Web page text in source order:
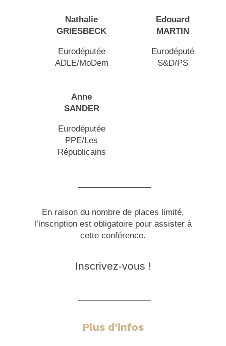
Nathalie
GRIESBECK
Eurodéputée
ADLE/MoDem
Edouard
MARTIN
Eurodéputé
S&D/PS
Anne
SANDER
Eurodéputée
PPE/Les
Républicains
En raison du nombre de places limité,
l’inscription est obligatoire pour assister à
cette conférence.
Inscrivez-vous !
Plus d’infos